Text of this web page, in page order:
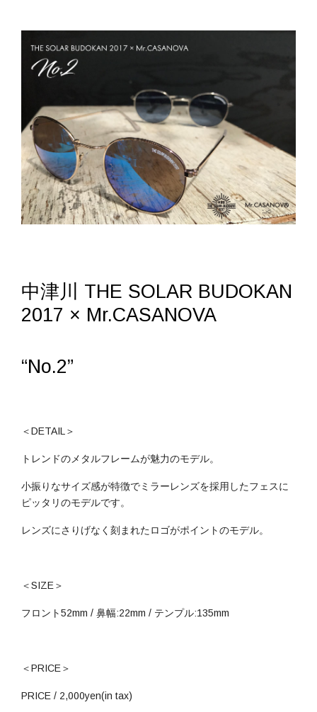
中津川 THE SOLAR BUDOKAN
2017 × Mr.CASANOVA
“No.2”
＜DETAIL＞
トレンドのメタルフレームが魅力のモデル。
小振りなサイズ感が特徴でミラーレンズを採用したフェスに
ピッタリのモデルです。
レンズにさりげなく刻まれたロゴがポイントのモデル。
＜SIZE＞
フロント52mm / 鼻幅:22mm / テンプル:135mm
＜PRICE＞
PRICE / 2,000yen(in tax)